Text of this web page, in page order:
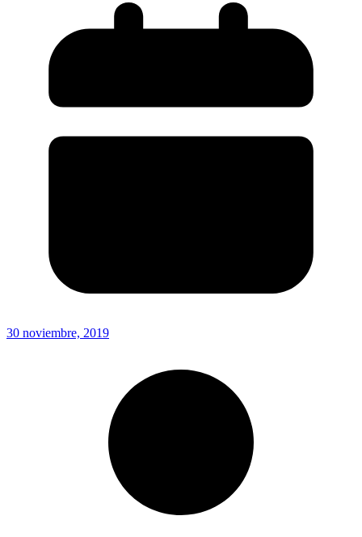
30 noviembre, 2019